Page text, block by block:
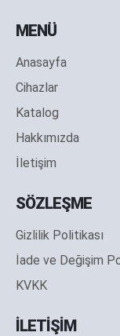
MENÜ
Anasayfa
Cihazlar
Katalog
Hakkımızda
İletişim
SÖZLEŞME
Gizlilik Politikası
İade ve Değişim
KVKK
İLETİŞİM